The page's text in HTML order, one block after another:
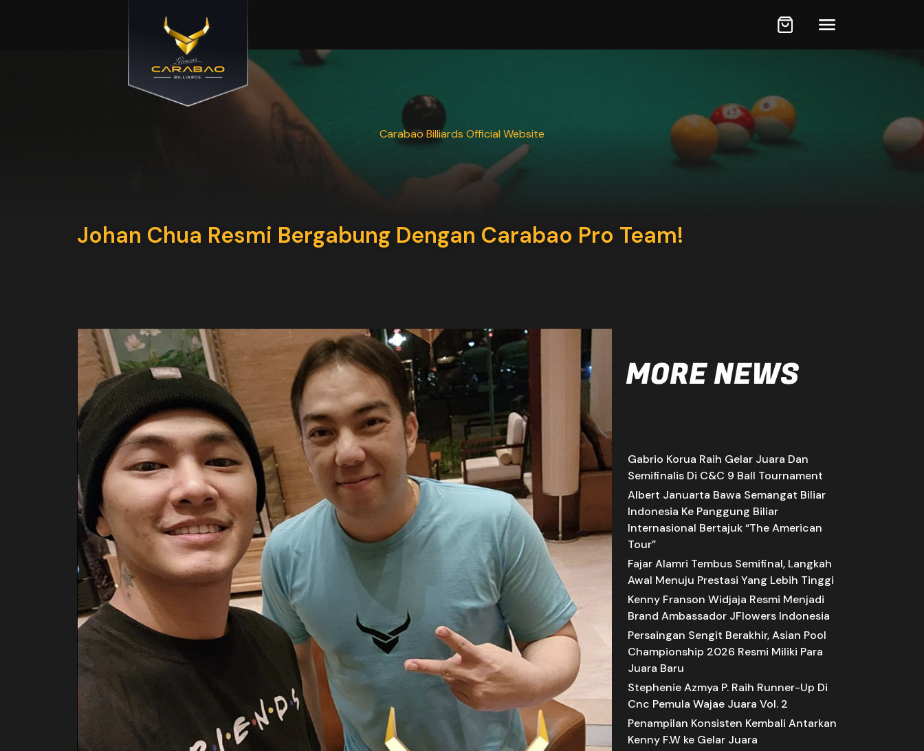
Carabao Billiards Official Website
Johan Chua Resmi Bergabung Dengan Carabao Pro Team!
MORE NEWS
Gabrio Korua Raih Gelar Juara Dan
Semifinalis Di C&C 9 Ball Tournament
Albert Januarta Bawa Semangat Biliar
Indonesia Ke Panggung Biliar
Internasional Bertajuk “The American
Tour”
Fajar Alamri Tembus Semifinal, Langkah
Awal Menuju Prestasi Yang Lebih Tinggi
Kenny Franson Widjaja Resmi Menjadi
Brand Ambassador JFlowers Indonesia
Persaingan Sengit Berakhir, Asian Pool
Championship 2026 Resmi Miliki Para
Juara Baru
Stephenie Azmya P. Raih Runner-Up Di
Cnc Pemula Wajae Juara Vol. 2
Penampilan Konsisten Kembali Antarkan
Kenny F.W ke Gelar Juara